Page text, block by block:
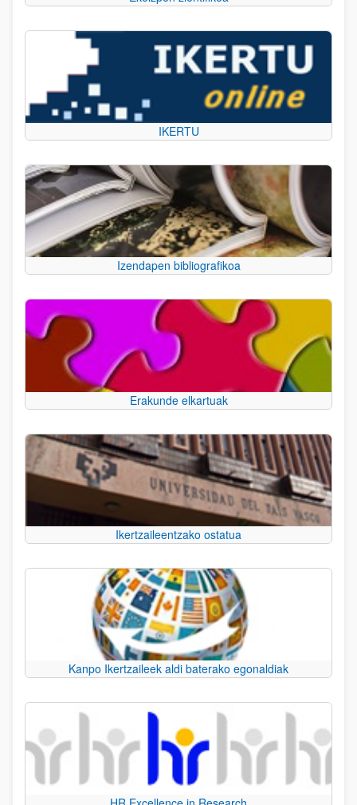
IKERTU
Izendapen bibliografikoa
Erakunde elkartuak
Ikertzaileentzako ostatua
Kanpo Ikertzaileek aldi baterako egonaldiak